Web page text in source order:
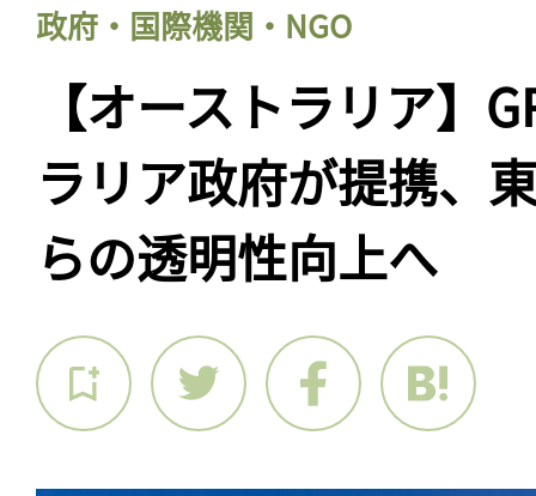
政府・国際機関・NGO
【オーストラリア】
ラリア政府が提携、
らの透明性向上へ